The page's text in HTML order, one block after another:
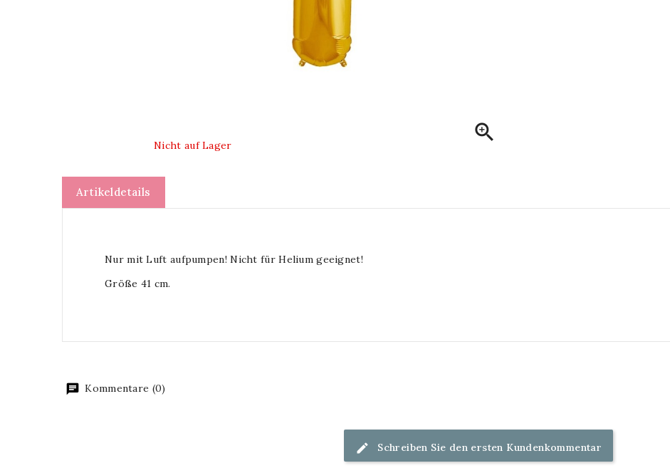

Nicht auf Lager
Artikeldetails
Nur mit Luft aufpumpen! Nicht für Helium geeignet!
Größe 41 cm.
Kommentare (0)
Schreiben Sie den ersten Kundenkommentar